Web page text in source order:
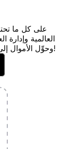
العالمية وإدارة
وحوِّل الأموال إلى الخارج بدون رسوم خفية. قم بالتحميل اليوم!